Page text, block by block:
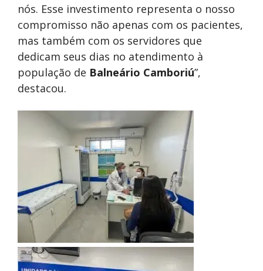
nós. Esse investimento representa o nosso
compromisso não apenas com os pacientes,
mas também com os servidores que
dedicam seus dias no atendimento à
população de Balneário Camboriú”,
destacou.